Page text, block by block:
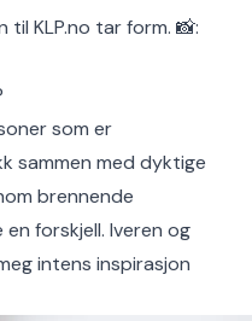
KLP.no tar form. 📸:
som er
sammen med dyktige
brennende
forskjell. Iveren og
intens inspirasjon